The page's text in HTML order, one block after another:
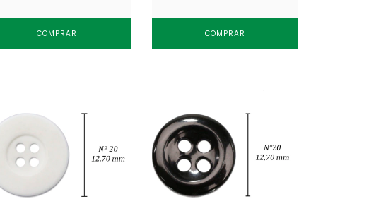
COMPRAR COMPRAR